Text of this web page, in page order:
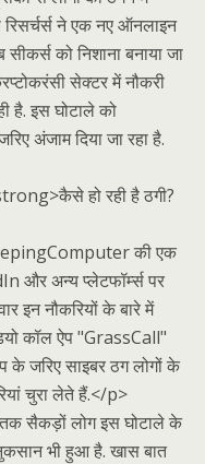
रिसर्चर्स ने एक नए ऑनलाइन
को निशाना बनाया जा
सेक्टर में नौकरी
है. इस घोटाले को
अंजाम दिया जा रहा है.
हो रही है ठगी?
की एक
और अन्य प्लेटफॉर्म्स पर
इन नौकरियों के बारे में
कॉल ऐप "GrassCall"
के जरिए साइबर ठग लोगों के
चुरा लेते हैं.</p>
सैकड़ों लोग इस घोटाले के
भी हुआ है. खास बात